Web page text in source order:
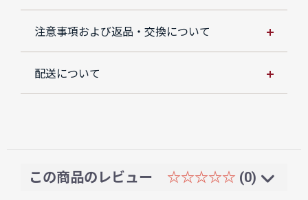
注意事項および返品・交換について
配送について
この商品のレビュー ☆☆☆☆☆ (0)